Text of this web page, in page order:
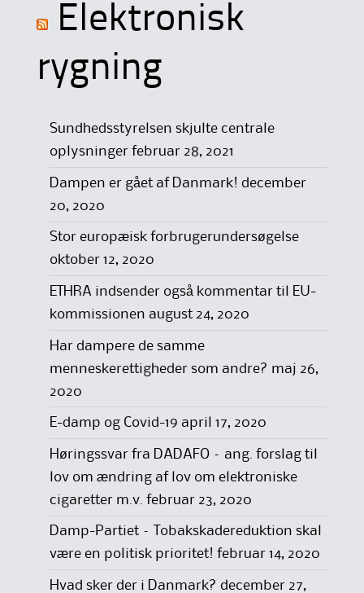
Elektronisk
rygning
Sundhedsstyrelsen skjulte centrale
oplysninger februar 28, 2021
Dampen er gået af Danmark! december
20, 2020
Stor europæisk forbrugerundersøgelse
oktober 12, 2020
ETHRA indsender også kommentar til EU-
kommissionen august 24, 2020
Har dampere de samme
menneskerettigheder som andre? maj 26,
2020
E-damp og Covid-19 april 17, 2020
Høringssvar fra DADAFO – ang. forslag til
lov om ændring af lov om elektroniske
cigaretter m.v. februar 23, 2020
Damp-Partiet – Tobakskadereduktion skal
være en politisk prioritet! februar 14, 2020
Hvad sker der i Danmark? december 27,